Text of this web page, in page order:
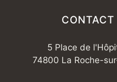
CONTACT
5 Place de
74800 La Roche-